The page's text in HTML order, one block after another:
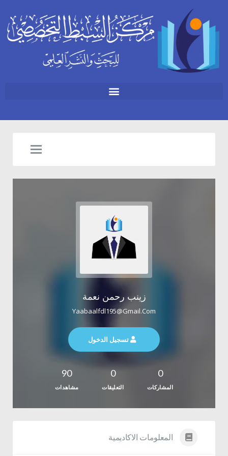
زينب رحمن نعمة
Yaabaalfdl195@gmail.com
تسجيل الدخول
0
المشاركات
0
التعليقات
90
مشاهدات
المعلومات الاكاديمية